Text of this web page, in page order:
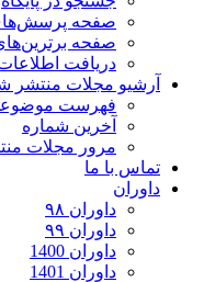
صفحه
صفحه برترین‌های
دریافت
آرشیو مجلات منتشر
فهرست
آخرین شماره
مرور مجلات
تماس با ما
داوران
داوران ۹۸
داوران ۹۹
داوران 1400
داوران 1401